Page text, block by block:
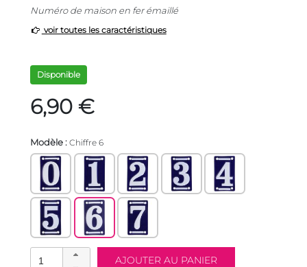
Numéro de maison en fer émaillé
voir toutes les caractéristiques
Disponible
6,90 €
Modèle : Chiffre 6